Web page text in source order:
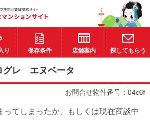
り 保存条件 店舗案内 探してもらう
グレ エヌベータ
お問合せ物件番号：04c6f
ってしまったか、もしくは現在商談中